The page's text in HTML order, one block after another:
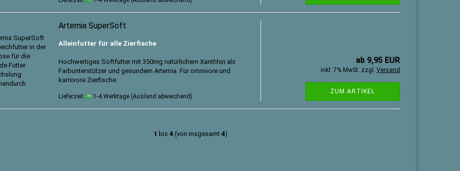
Artemia SuperSoft
Alleinfutter für alle Zierfische
Hochwertiges Softfutter mit 350mg natürlichem Xanthhin als
Farbunterstützer und gesundem Artemia. Für omnivore und
karnivore Zierfische.
Lieferzeit: 1-4 Werktage (Ausland abweichend)
ab 9,95 EUR
inkl. 7% MwSt. zzgl. Versand
ZUM ARTIKEL
1 bis 4 (von insgesamt 4)